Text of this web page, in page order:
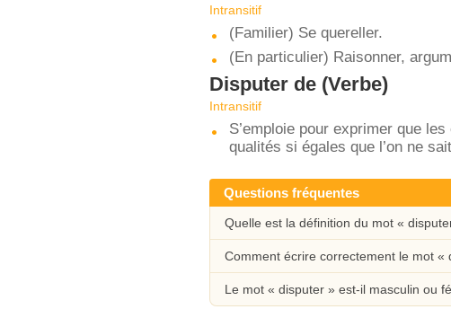
Intransitif
(Familier) Se quereller.
(En particulier) Raisonner,
Disputer de (Verbe)
Intransitif
S’emploie pour exprimer que
qualités si égales que l’on ne
Questions fréquentes
Quelle est la définition du mot «
Comment écrire correctement le mot «
Le mot « disputer » est-il masculin ou